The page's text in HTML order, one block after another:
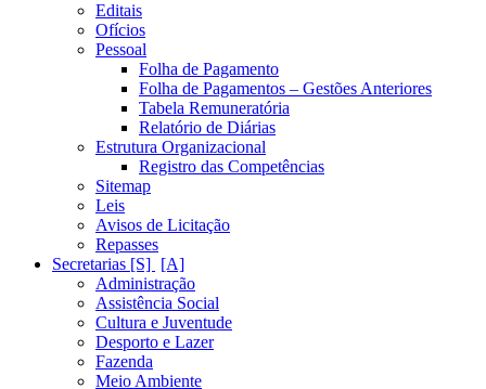
Editais
Ofícios
Pessoal
Folha de Pagamento
Folha de Pagamentos – Gestões Anteriores
Tabela Remuneratória
Relatório de Diárias
Estrutura Organizacional
Registro das Competências
Sitemap
Leis
Avisos de Licitação
Repasses
Secretarias [S]
Administração
Assistência Social
Cultura e Juventude
Desporto e Lazer
Fazenda
Meio Ambiente